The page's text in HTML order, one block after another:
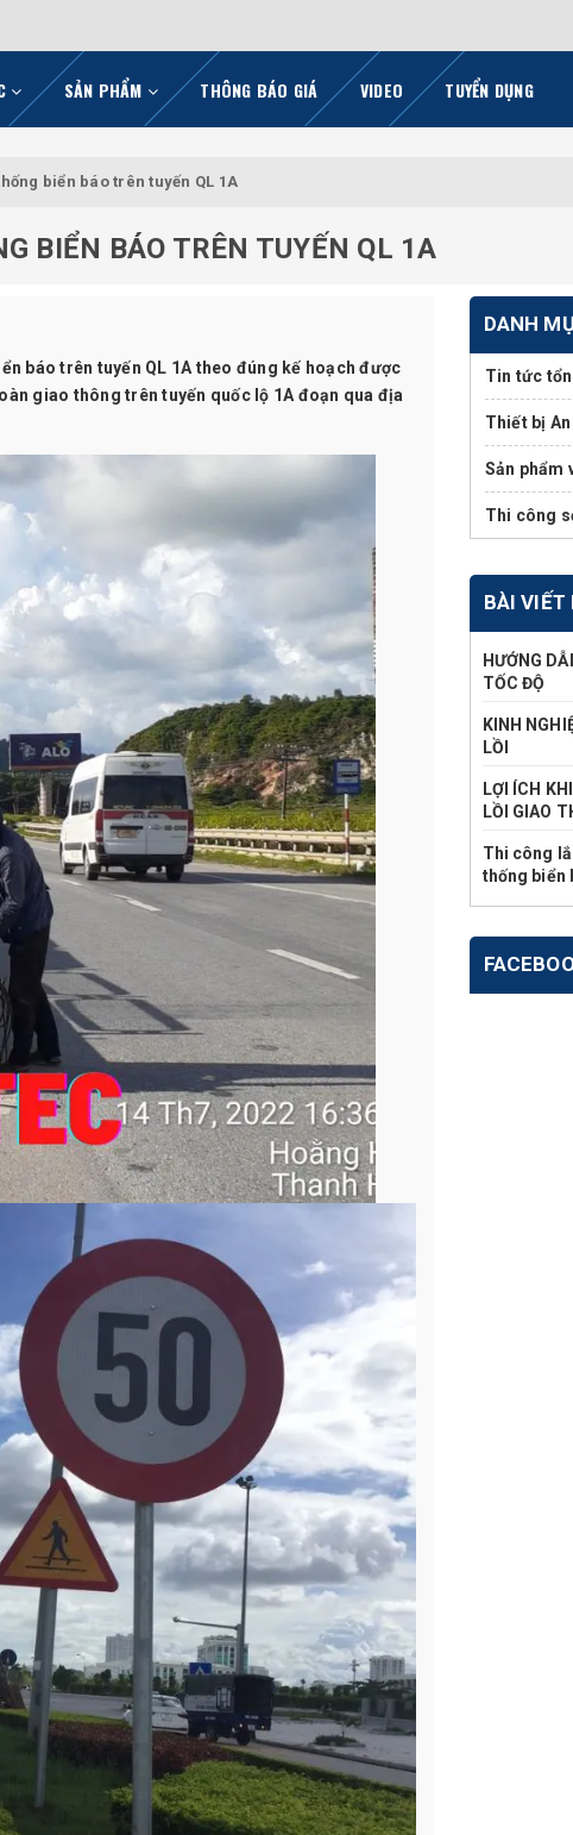
SẢN PHẨM THÔNG BÁO GIÁ VIDEO TUYỂN DỤNG
biển báo trên tuyến QL 1A
BIỂN BÁO TRÊN TUYẾN QL 1A
báo trên tuyến QL 1A theo đúng kế hoạch được
giao thông trên tuyến quốc lộ 1A đoạn qua địa
DANH
Tin tức
Thiết bị
Sản phẩm
Thi công
BÀI VIẾT
HƯỚNG
TỐC ĐỘ
KINH
LỒI
LỢI ÍCH
LỒI GIAO
Thi công
thống biển